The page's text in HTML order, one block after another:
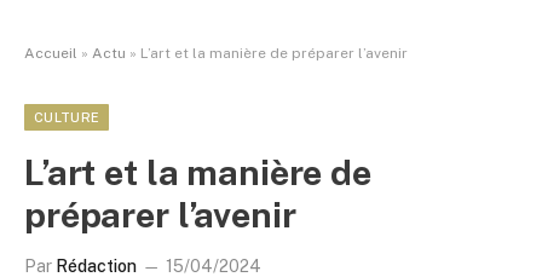
Accueil » Actu » L’art et la manière de préparer l’avenir
CULTURE
L’art et la manière de
préparer l’avenir
Par Rédaction 15/04/2024